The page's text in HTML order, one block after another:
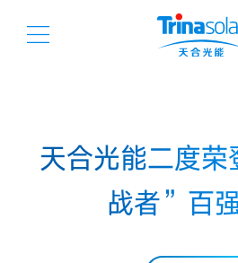
天合光能二度
战者”百